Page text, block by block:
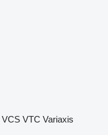
VCS VTC Variaxis